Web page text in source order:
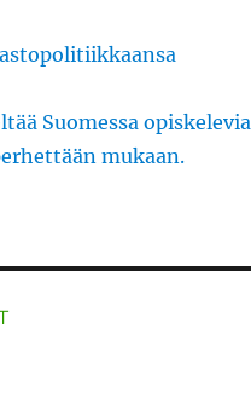
Suomessa opiskelevia
mukaan.